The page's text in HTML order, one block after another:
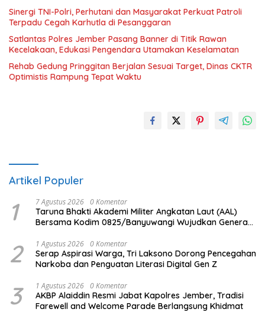
Sinergi TNI-Polri, Perhutani dan Masyarakat Perkuat Patroli
Terpadu Cegah Karhutla di Pesanggaran
Satlantas Polres Jember Pasang Banner di Titik Rawan
Kecelakaan, Edukasi Pengendara Utamakan Keselamatan
Rehab Gedung Pringgitan Berjalan Sesuai Target, Dinas CKTR
Optimistis Rampung Tepat Waktu
Artikel Populer
1 7 Agustus 2026 0 Komentar
Taruna Bhakti Akademi Militer Angkatan Laut (AAL)
Bersama Kodim 0825/Banyuwangi Wujudkan Generasi
2 1 Agustus 2026 0 Komentar
Serap Aspirasi Warga, Tri Laksono Dorong Pencegahan
Narkoba dan Penguatan Literasi Digital Gen Z
3 1 Agustus 2026 0 Komentar
AKBP Alaiddin Resmi Jabat Kapolres Jember, Tradisi
Farewell and Welcome Parade Berlangsung Khidmat